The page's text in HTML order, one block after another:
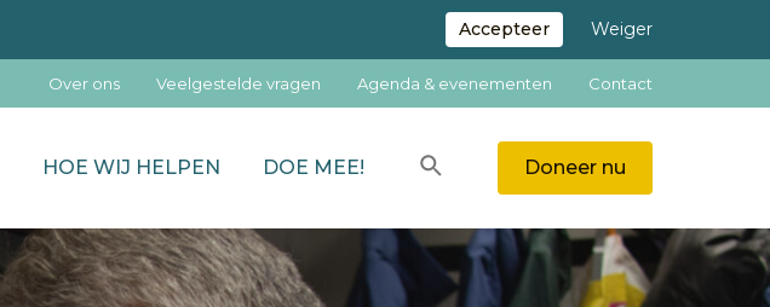
Accepteer Weiger
HOE WIJ HELPEN DOE MEE! ZOEKEN Doneer nu
Over ons Veelgestelde vragen Agenda & evenementen Contact
Zoeken